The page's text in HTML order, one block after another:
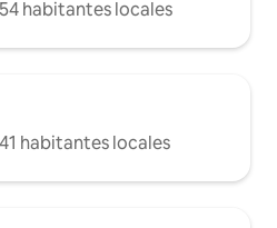
habitantes locales
habitantes locales